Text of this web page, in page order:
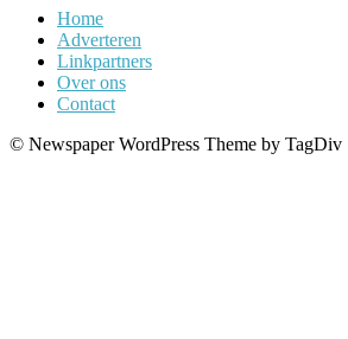
Home
Adverteren
Linkpartners
Over ons
Contact
© Newspaper WordPress Theme by TagDiv